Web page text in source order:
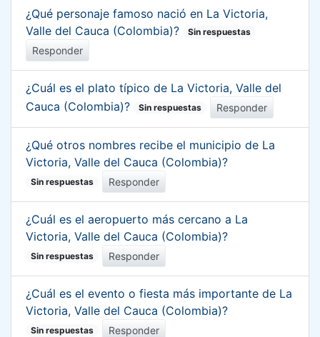
¿Qué personaje famoso nació en La Victoria,
Valle del Cauca (Colombia)?
Sin respuestas
Responder
¿Cuál es el plato típico de La Victoria, Valle del
Cauca (Colombia)?
Sin respuestas Responder
¿Qué otros nombres recibe el municipio de La
Victoria, Valle del Cauca (Colombia)?
Sin respuestas Responder
¿Cuál es el aeropuerto más cercano a La
Victoria, Valle del Cauca (Colombia)?
Sin respuestas Responder
¿Cuál es el evento o fiesta más importante de La
Victoria, Valle del Cauca (Colombia)?
Sin respuestas Responder